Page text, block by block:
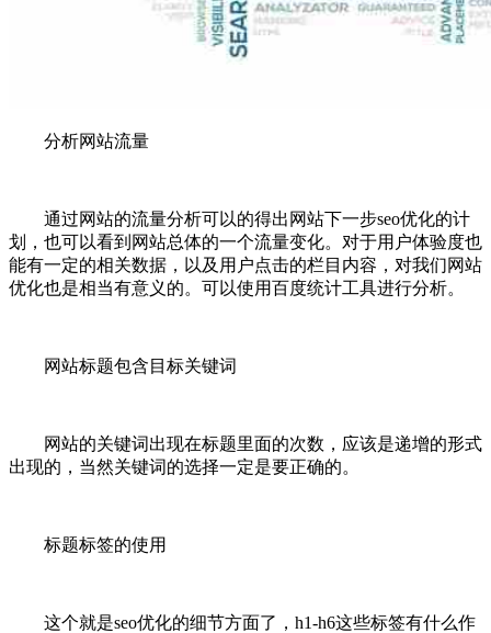
分析网站流量
通过网站的流量分析可以的得出网站下一步seo优化的计
划，也可以看到网站总体的一个流量变化。对于用户体验度也
能有一定的相关数据，以及用户点击的栏目内容，对我们网站
优化也是相当有意义的。可以使用百度统计工具进行分析。
网站标题包含目标关键词
网站的关键词出现在标题里面的次数，应该是递增的形式
出现的，当然关键词的选择一定是要正确的。
标题标签的使用
这个就是seo优化的细节方面了，h1-h6这些标签有什么作